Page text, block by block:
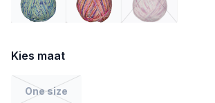
Kies maat
One size